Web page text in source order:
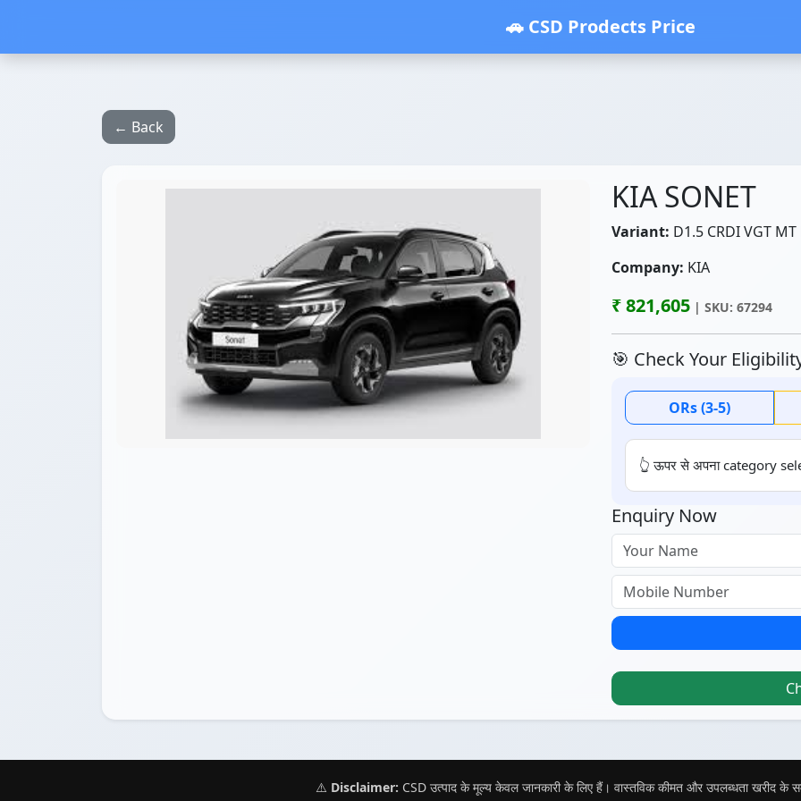
🚗 CSD Prodects Price
← Back
KIA SONET
Variant: D1.5 CRDI VGT MT
Company: KIA
₹ 821,605 | SKU: 67294
🎯 Check Your
ORs (3-5)
👆 ऊपर से अपना category
Enquiry Now
⚠️ Disclaimer: CSD उत्पाद के मूल्य केवल जानकारी के लिए हैं। वास्तविक कीमत और उपलब्धता खरीद के